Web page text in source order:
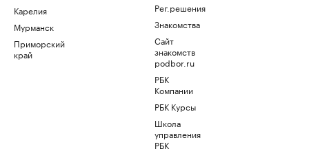
Карелия
Мурманск
Приморский
край
Рег.решения
Знакомства
Сайт
знакомств
podbor.ru
РБК
Компании
РБК Курсы
Школа
управления
РБК